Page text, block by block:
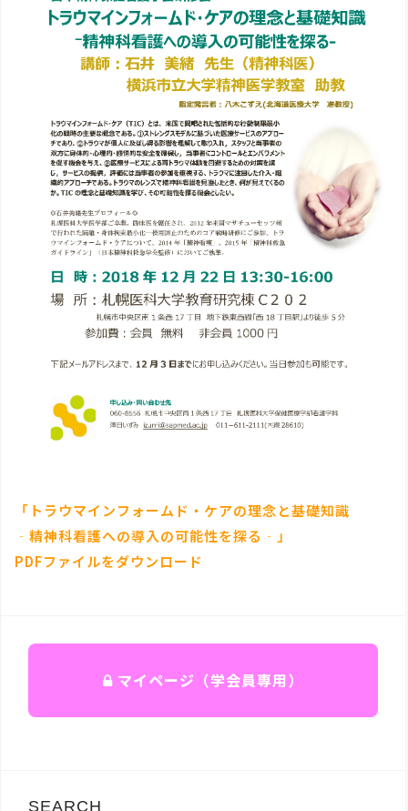
「トラウマインフォームド・ケアの理念と基礎知識
‐精神科看護への導入の可能性を探る‐」
PDFファイルをダウンロード
マイページ（学会員専用）
SEARCH